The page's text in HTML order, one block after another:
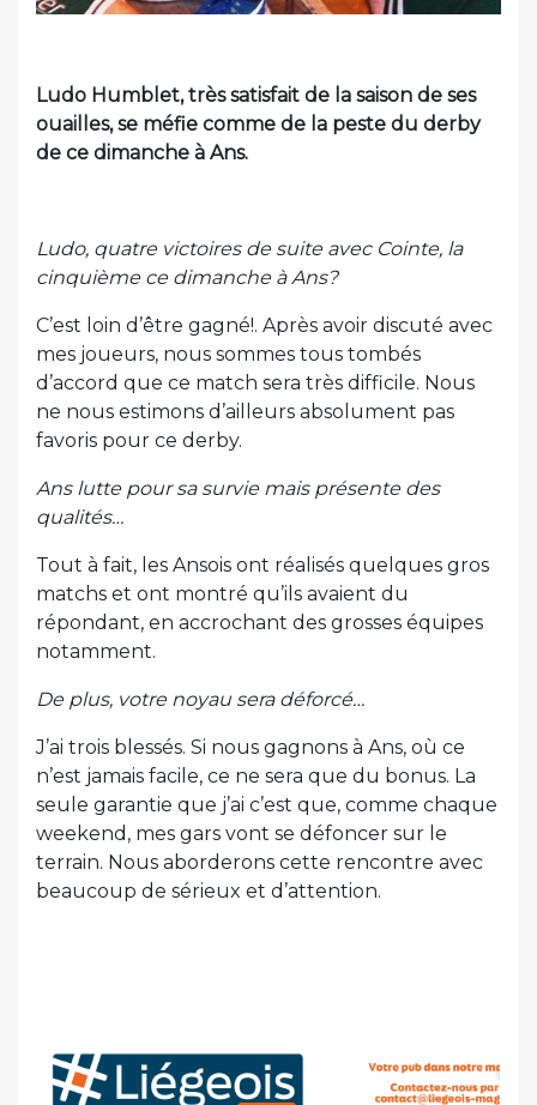
Ludo Humblet, très satisfait de la saison de ses
ouailles, se méfie comme de la peste du derby
de ce dimanche à Ans.
Ludo, quatre victoires de suite avec Cointe, la
cinquième ce dimanche à Ans?
C’est loin d’être gagné!. Après avoir discuté avec
mes joueurs, nous sommes tous tombés
d’accord que ce match sera très difficile. Nous
ne nous estimons d’ailleurs absolument pas
favoris pour ce derby.
Ans lutte pour sa survie mais présente des
qualités…
Tout à fait, les Ansois ont réalisés quelques gros
matchs et ont montré qu’ils avaient du
répondant, en accrochant des grosses équipes
notamment.
De plus, votre noyau sera déforcé…
J’ai trois blessés. Si nous gagnons à Ans, où ce
n’est jamais facile, ce ne sera que du bonus. La
seule garantie que j’ai c’est que, comme chaque
weekend, mes gars vont se défoncer sur le
terrain. Nous aborderons cette rencontre avec
beaucoup de sérieux et d’attention.